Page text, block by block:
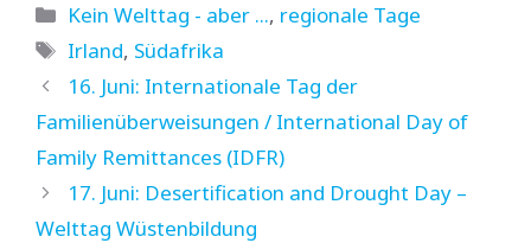
Kategorien
Kein Welttag - aber ..., regionale Tage
Schlagwörter
Irland, Südafrika
16. Juni: Internationale Tag der
Familienüberweisungen / International Day of
Family Remittances (IDFR)
17. Juni: Desertification and Drought Day –
Welttag Wüstenbildung